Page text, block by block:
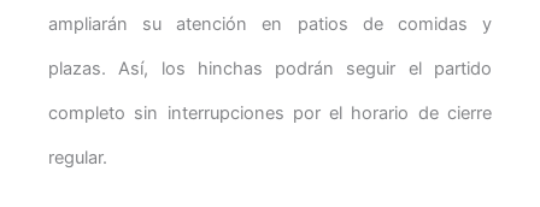
ampliarán su atención en patios de comidas y
plazas. Así, los hinchas podrán seguir el partido
completo sin interrupciones por el horario de cierre
regular.